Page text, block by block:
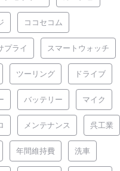
ココセコム
プライ スマートウォッチ
ツーリング ドライブ
バッテリー マイク
メンテナンス 呉工業
年間維持費 洗車